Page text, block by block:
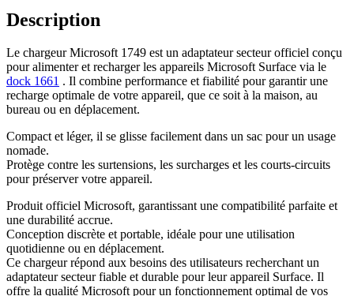
Description
Le chargeur Microsoft 1749 est un adaptateur secteur officiel conçu
pour alimenter et recharger les appareils Microsoft Surface via le
dock 1661 . Il combine performance et fiabilité pour garantir une
recharge optimale de votre appareil, que ce soit à la maison, au
bureau ou en déplacement.
Compact et léger, il se glisse facilement dans un sac pour un usage
nomade.
Protège contre les surtensions, les surcharges et les courts-circuits
pour préserver votre appareil.
Produit officiel Microsoft, garantissant une compatibilité parfaite et
une durabilité accrue.
Conception discrète et portable, idéale pour une utilisation
quotidienne ou en déplacement.
Ce chargeur répond aux besoins des utilisateurs recherchant un
adaptateur secteur fiable et durable pour leur appareil Surface. Il
offre la qualité Microsoft pour un fonctionnement optimal de vos